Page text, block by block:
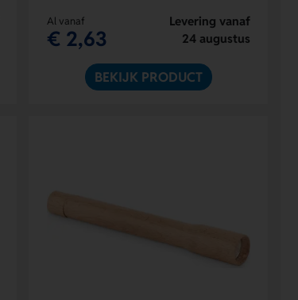
Al vanaf
€ 2,63
Levering vanaf
24 augustus
BEKIJK PRODUCT